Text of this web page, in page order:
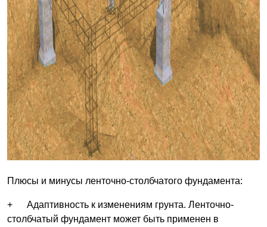
Плюсы и минусы ленточно-столбчатого фундамента:
+ Адаптивность к изменениям грунта. Ленточно-
столбчатый фундамент может быть применен в